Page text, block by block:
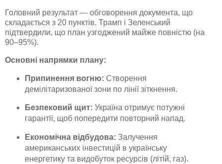
Головний результат — обговорення документа, що
складається з 20 пунктів. Трамп і Зеленський
підтвердили, що план узгоджений майже повністю (на
90–95%).
Основні напрямки плану:
Припинення вогню: Створення
демілітаризованої зони по лінії зіткнення.
Безпековий щит: Україна отримує потужні
гарантії, щоб попередити повторний напад.
Економічна відбудова: Залучення
американських інвестицій в українську
енергетику та видобуток ресурсів (літій, газ).